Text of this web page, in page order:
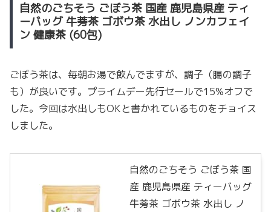
自然のごちそう ごぼう茶 国産 鹿児島県産 ティ
ーバッグ 牛蒡茶 ゴボウ茶 水出し ノンカフェイ
ン 健康茶 (60包)
ごぼう茶は、毎朝お湯で飲んでますが、調子（腸の調子
も）が良いです。プライムデー先行セールで15%オフで
した。今回は水出しもOKと書かれているものをチョイス
しました。
自然のごちそう ごぼう茶 国
産 鹿児島県産 ティーバッグ
牛蒡茶 ゴボウ茶 水出し ノ